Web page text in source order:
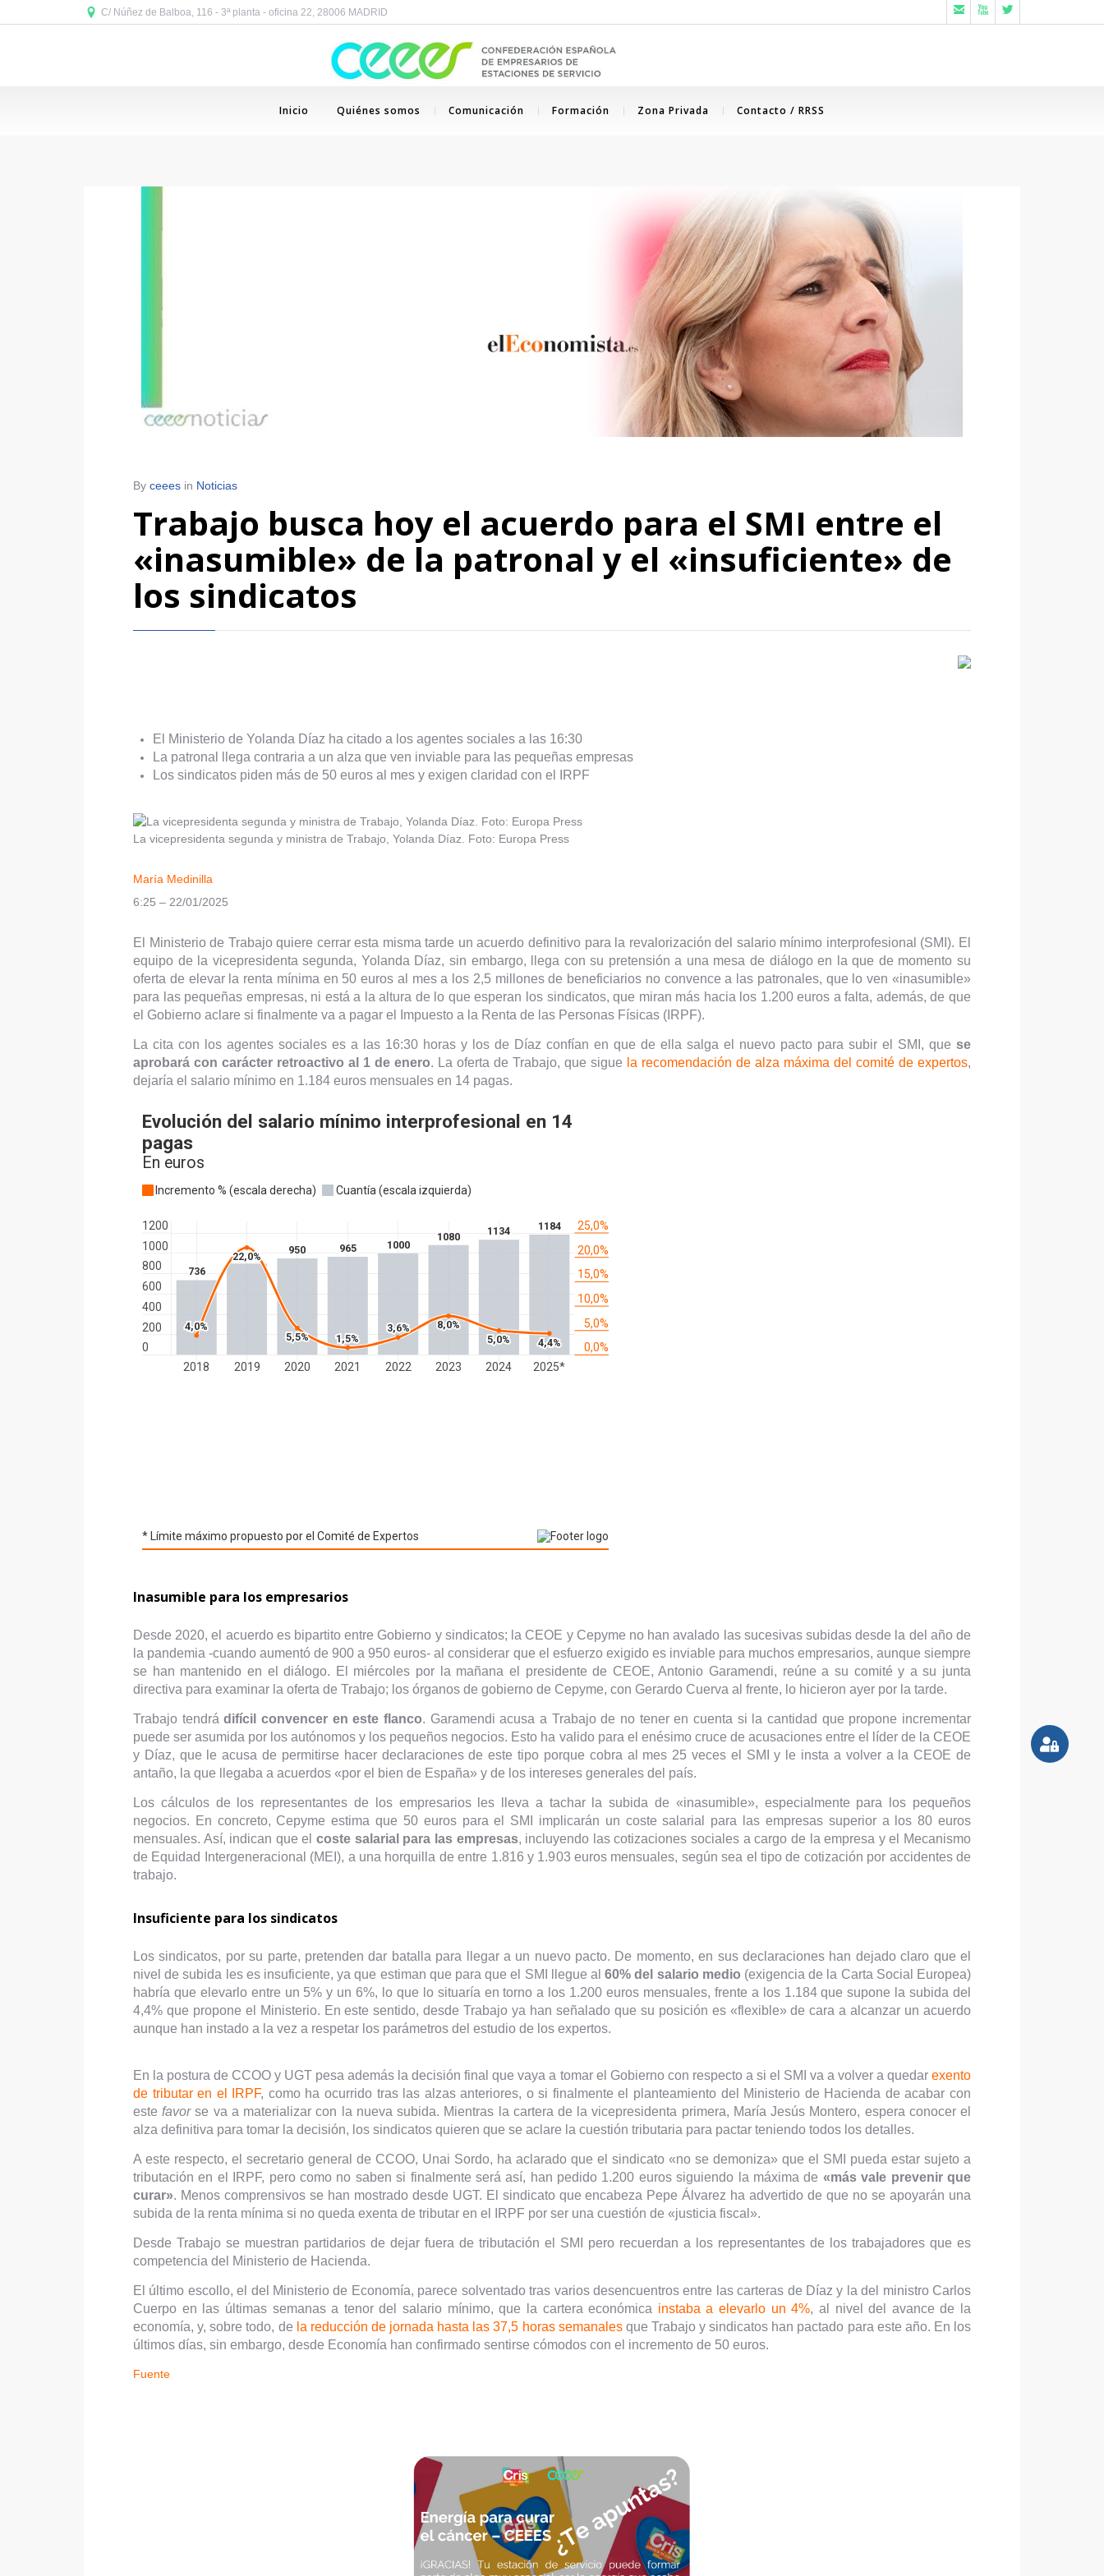
C/ Núñez de Balboa, 116 - 3ª planta - oficina 22, 28006 MADRID   
Inicio Quiénes somos Comunicación Formación Zona Privada Contacto / RRSS
By ceees in Noticias
Trabajo busca hoy el acuerdo para el SMI entre el
«inasumible» de la patronal y el «insuficiente» de
los sindicatos
El Ministerio de Yolanda Díaz ha citado a los agentes sociales a las 16:30
La patronal llega contraria a un alza que ven inviable para las pequeñas empresas
Los sindicatos piden más de 50 euros al mes y exigen claridad con el IRPF
La vicepresidenta segunda y ministra de Trabajo, Yolanda Díaz. Foto: Europa Press
María Medinilla
6:25 – 22/01/2025
El Ministerio de Trabajo quiere cerrar esta misma tarde un acuerdo definitivo para la revalorización del salario mínimo interprofesional (SMI). El
equipo de la vicepresidenta segunda, Yolanda Díaz, sin embargo, llega con su pretensión a una mesa de diálogo en la que de momento su
oferta de elevar la renta mínima en 50 euros al mes a los 2,5 millones de beneficiarios no convence a las patronales, que lo ven «inasumible»
para las pequeñas empresas, ni está a la altura de lo que esperan los sindicatos, que miran más hacia los 1.200 euros a falta, además, de que
el Gobierno aclare si finalmente va a pagar el Impuesto a la Renta de las Personas Físicas (IRPF).
La cita con los agentes sociales es a las 16:30 horas y los de Díaz confían en que de ella salga el nuevo pacto para subir el SMI, que se
aprobará con carácter retroactivo al 1 de enero. La oferta de Trabajo, que sigue la recomendación de alza máxima del comité de expertos,
dejaría el salario mínimo en 1.184 euros mensuales en 14 pagas.
Inasumible para los empresarios
Desde 2020, el acuerdo es bipartito entre Gobierno y sindicatos; la CEOE y Cepyme no han avalado las sucesivas subidas desde la del año de
la pandemia -cuando aumentó de 900 a 950 euros- al considerar que el esfuerzo exigido es inviable para muchos empresarios, aunque siempre
se han mantenido en el diálogo. El miércoles por la mañana el presidente de CEOE, Antonio Garamendi, reúne a su comité y a su junta
directiva para examinar la oferta de Trabajo; los órganos de gobierno de Cepyme, con Gerardo Cuerva al frente, lo hicieron ayer por la tarde.
Trabajo tendrá difícil convencer en este flanco. Garamendi acusa a Trabajo de no tener en cuenta si la cantidad que propone incrementar
puede ser asumida por los autónomos y los pequeños negocios. Esto ha valido para el enésimo cruce de acusaciones entre el líder de la CEOE
y Díaz, que le acusa de permitirse hacer declaraciones de este tipo porque cobra al mes 25 veces el SMI y le insta a volver a la CEOE de
antaño, la que llegaba a acuerdos «por el bien de España» y de los intereses generales del país.
Los cálculos de los representantes de los empresarios les lleva a tachar la subida de «inasumible», especialmente para los pequeños
negocios. En concreto, Cepyme estima que 50 euros para el SMI implicarán un coste salarial para las empresas superior a los 80 euros
mensuales. Así, indican que elcoste salarial para las empresas, incluyendo las cotizaciones sociales a cargo de la empresa y el Mecanismo
de Equidad Intergeneracional (MEI), a una horquilla de entre 1.816 y 1.903 euros mensuales, según sea el tipo de cotización por accidentes de
trabajo.
Insuficiente para los sindicatos
Los sindicatos, por su parte, pretenden dar batalla para llegar a un nuevo pacto. De momento, en sus declaraciones han dejado claro que el
nivel de subida les es insuficiente, ya que estiman que para que el SMI llegue al60% del salario medio (exigencia de la Carta Social Europea)
habría que elevarlo entre un 5% y un 6%, lo que lo situaría en torno a los 1.200 euros mensuales, frente a los 1.184 que supone la subida del
4,4% que propone el Ministerio. En este sentido, desde Trabajo ya han señalado que su posición es «flexible» de cara a alcanzar un acuerdo
aunque han instado a la vez a respetar los parámetros del estudio de los expertos.
En la postura de CCOO y UGT pesa además la decisión final que vaya a tomar el Gobierno con respecto a si el SMI va a volver a quedar exento
de tributar en el IRPF, como ha ocurrido tras las alzas anteriores, o si finalmente el planteamiento del Ministerio de Hacienda de acabar con
este favorse va a materializar con la nueva subida. Mientras la cartera de la vicepresidenta primera, María Jesús Montero, espera conocer el
alza definitiva para tomar la decisión, los sindicatos quieren que se aclare la cuestión tributaria para pactar teniendo todos los detalles.
A este respecto, el secretario general de CCOO, Unai Sordo, ha aclarado que el sindicato «no se demoniza» que el SMI pueda estar sujeto a
tributación en el IRPF, pero como no saben si finalmente será así, han pedido 1.200 euros siguiendo la máxima de «más vale prevenir que
curar». Menos comprensivos se han mostrado desde UGT. El sindicato que encabeza Pepe Álvarez ha advertido de que no se apoyarán una
subida de la renta mínima si no queda exenta de tributar en el IRPF por ser una cuestión de «justicia fiscal».
Desde Trabajo se muestran partidarios de dejar fuera de tributación el SMI pero recuerdan a los representantes de los trabajadores que es
competencia del Ministerio de Hacienda.
El último escollo, el del Ministerio de Economía, parece solventado tras varios desencuentros entre las carteras de Díaz y la del ministro Carlos
Cuerpo en las últimas semanas a tenor del salario mínimo, que la cartera económica instaba a elevarlo un 4%, al nivel del avance de la
economía, y, sobre todo, de la reducción de jornada hasta las 37,5 horas semanalesque Trabajo y sindicatos han pactado para este año. En los
últimos días, sin embargo, desde Economía han confirmado sentirse cómodos con el incremento de 50 euros.
Fuente